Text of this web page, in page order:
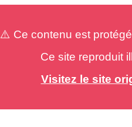
⚠️ Ce contenu est
Ce site reproduit
Visitez le site